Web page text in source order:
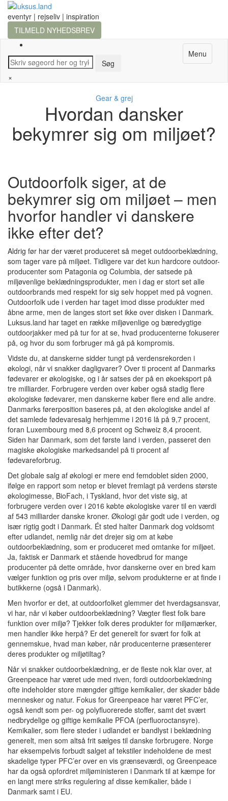
eventyr | rejseliv | inspiration
TILMELD NYHEDSBREV
Menu
×
Gear & grej
Hvordan dansker
bekymrer sig om miljøet?
Outdoorfolk siger, at de
bekymrer sig om miljøet – men
hvorfor handler vi danskere
ikke efter det?
Aldrig før har der været produceret så meget outdoorbeklædning,
som tager vare på miljøet. Tidligere var det kun hardcore outdoor-
producenter som Patagonia og Columbia, der satsede på
miljøvenlige beklædningsprodukter, men i dag er stort set alle
outdoorbrands med respekt for sig selv hoppet med på vognen.
Outdoorfolk ude i verden har taget imod disse produkter med
åbne arme, men de langes stort set ikke over disken i Danmark.
Luksus.land har taget en række miljøvenlige og bæredygtige
outdoorjakker med på tur for at se, hvad producenterne fokuserer
på, og hvor du som forbruger må gå på kompromis.
Vidste du, at danskerne sidder tungt på verdensrekorden i
økologi, når vi snakker dagligvarer? Over ti procent af Danmarks
fødevarer er økologiske, og i år satses der på en økoeksport på
tre milliarder. Forbrugere verden over køber også stadig flere
økologiske fødevarer, men danskerne køber flere end alle andre.
Danmarks førerposition baseres på, at den økologiske andel af
det samlede fødevaresalg herhjemme i 2016 lå på 9,7 procent,
foran Luxembourg med 8,6 procent og Schweiz 8,4 procent.
Siden har Danmark, som det første land i verden, passeret den
magiske økologiske markedsandel på ti procent af
fødevareforbrug.
Det globale salg af økologi er mere end femdoblet siden 2000,
ifølge en rapport som netop er blevet fremlagt på verdens største
økologimesse, BioFach, i Tyskland, hvor det viste sig, at
forbrugere verden over i 2016 købte økologiske varer til en værdi
af 543 milliarder danske kroner. Økologi går godt ude i verden, og
især rigtig godt i Danmark. Ét sted halter Danmark dog voldsomt
efter udlandet, nemlig når det drejer sig om at købe
outdoorbeklædning, som er produceret med omtanke for miljøet.
Ja, faktisk er Danmark et stående hovedbrud for mange
producenter på dette område, hvor danskerne over en bred kam
vælger funktion og pris over miljø, selvom produkterne er at finde i
butikkerne (også i Danmark).
Men hvorfor er det, at outdoorfolket glemmer det hverdagsansvar,
vi har, når vi køber outdoorbeklædning? Vægter flest folk bare
funktion over miljø? Tjekker folk deres produkter for miljømærker,
men handler ikke herpå? Er det generelt for svært for folk at
gennemskue, hvad man køber, når producenterne præsenterer
deres produkter og miljøtiltag?
Når vi snakker outdoorbeklædning, er de fleste nok klar over, at
Greenpeace har været ude med riven, fordi outdoorbeklædning
ofte indeholder store mængder giftige kemikalier, der skader både
mennesker og natur. Fokus for Greenpeace har været PFC’er,
også kendt som per- og polyfluorerede stoffer, samt det svært
nedbrydelige og giftige kemikalie PFOA (perfluoroctansyre).
Kemikalier, som flere steder i udlandet er bandlyst i beklædning
generelt, men som altså frit sælges til danske forbrugere. Norge
har eksempelvis forbudt salget af tekstiler indeholdene de mest
skadelige typer PFC’er over en vis grænseværdi, og Greenpeace
har da også opfordret miljøministeren i Danmark til at kæmpe for
en langt mere striks regulering af disse kemikalier, både i
Danmark samt i EU.